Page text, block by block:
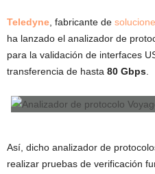
Teledyne , fabricante de
ha lanzado el analizador de
para la validación de interfaces
transferencia de hasta 80 Gbps
Así, dicho analizador de
realizar pruebas de verificación